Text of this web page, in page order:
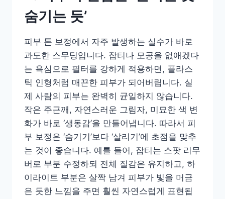
숨기는 듯’
피부 톤 보정에서 자주 발생하는 실수가 바로
과도한 스무딩입니다. 잡티나 모공을 없애겠다
는 욕심으로 필터를 강하게 적용하면, 플라스
틱 인형처럼 매끈한 피부가 되어버립니다. 실
제 사람의 피부는 완벽히 균일하지 않습니다.
작은 주근깨, 자연스러운 그림자, 미묘한 색 변
화가 바로 ‘생동감’을 만들어냅니다. 따라서 피
부 보정은 ‘숨기기’보다 ‘살리기’에 초점을 맞추
는 것이 좋습니다. 예를 들어, 잡티는 스팟 리무
버로 부분 수정하되 전체 질감은 유지하고, 하
이라이트 부분은 살짝 남겨 피부가 빛을 머금
은 듯한 느낌을 주면 훨씬 자연스럽게 표현됩